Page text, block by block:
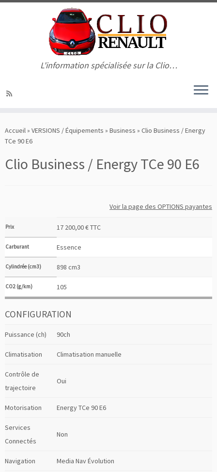
au
contenu
L'information spécialisée sur la Clio…
Accueil» VERSIONS / Équipements » Business » Clio Business / Energy
TCe 90 E6
Clio Business / Energy TCe 90 E6
Voir la page des OPTIONS payantes
Prix 17 200,00 € TTC
Carburant Essence
Cylindrée (cm3) 898 cm3
CO2 (g/km) 105
CONFIGURATION
Puissance (ch) 90ch
Climatisation Climatisation manuelle
Contrôle de
trajectoire
Oui
Motorisation Energy TCe 90 E6
Services
Connectés
Non
Navigation Media Nav Évolution